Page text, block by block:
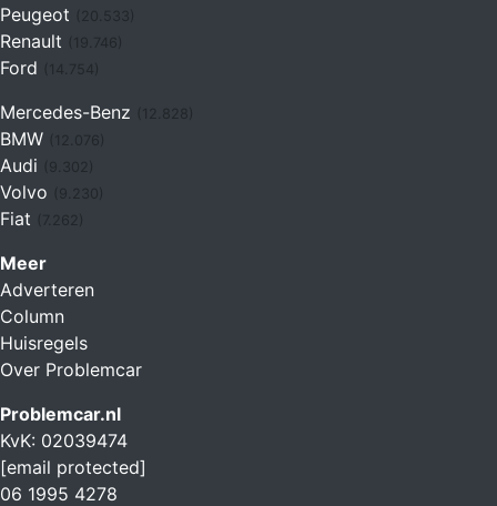
Peugeot
Renault (19.746)
Ford (14.754)
Mercedes-Benz
BMW (12.076)
Audi
Volvo
Fiat (7.262)
Meer
Adverteren
Column
Huisregels
Over Problemcar
Problemcar.nl
KvK: 02039474
[email protected]
06 1995 4278